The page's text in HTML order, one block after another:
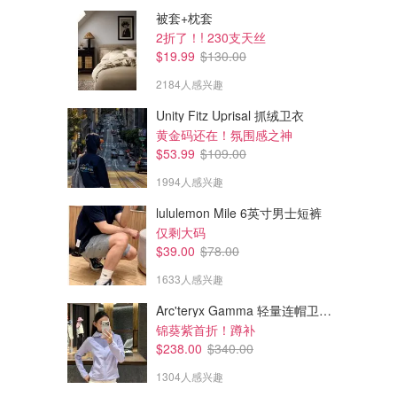
被套+枕套
2折了！! 230支天丝
$19.99 $130.00
2184人感兴趣
Unity Fitz Uprisal 抓绒卫衣
黄金码还在！氛围感之神
$53.99 $109.00
1994人感兴趣
lululemon Mile 6英寸男士短裤
仅剩大码
$39.00 $78.00
1633人感兴趣
Arc'teryx Gamma 轻量连帽卫衣 女款
锦葵紫首折！蹲补
$238.00 $340.00
1304人感兴趣